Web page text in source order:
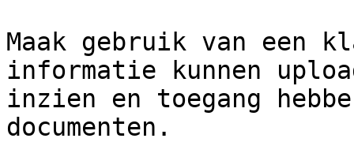
Maak gebruik van een
informatie kunnen
inzien en toegang
documenten.